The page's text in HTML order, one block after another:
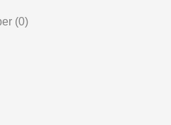
(0)